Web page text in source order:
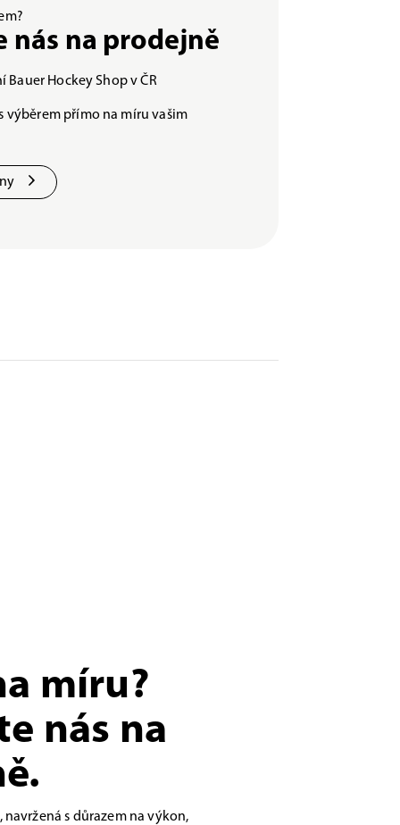
nás na prodejně
Bauer Hockey Shop v ČR
výběrem přímo na míru vašim
míru?
nás na
navržená s důrazem na výkon,